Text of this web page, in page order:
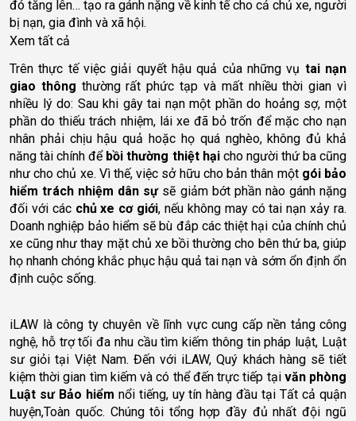
đó tăng lên… tạo ra gánh nặng về kinh tế cho cả chủ xe, người
bị nạn, gia đình và xã hội.
Xem tất cả
Trên thực tế việc giải quyết hậu quả của những vụ tai nạn
giao thông thường rất phức tạp và mất nhiều thời gian vì
nhiều lý do: Sau khi gây tai nạn một phần do hoảng sợ, một
phần do thiếu trách nhiệm, lái xe đã bỏ trốn để mặc cho nạn
nhân phải chịu hậu quả hoặc họ quá nghèo, không đủ khả
năng tài chính để bồi thường thiệt hại cho người thứ ba cũng
như cho chủ xe. Vì thế, việc sở hữu cho bản thân một gói bảo
hiểm trách nhiệm dân sự sẽ giảm bớt phần nào gánh nặng
đối với các chủ xe cơ giới, nếu không may có tai nạn xảy ra.
Doanh nghiệp bảo hiểm sẽ bù đắp các thiệt hại của chính chủ
xe cũng như thay mặt chủ xe bồi thường cho bên thứ ba, giúp
họ nhanh chóng khắc phục hậu quả tai nạn và sớm ổn định ổn
định cuộc sống.
iLAW là công ty chuyên về lĩnh vực cung cấp nền tảng công
nghệ, hỗ trợ tối đa nhu cầu tìm kiếm thông tin pháp luật, Luật
sư giỏi tại Việt Nam. Đến với iLAW, Quý khách hàng sẽ tiết
kiệm thời gian tìm kiếm và có thể đến trực tiếp tại văn phòng
Luật sư Bảo hiểm nổi tiếng, uy tín hàng đầu tại Tất cả quận